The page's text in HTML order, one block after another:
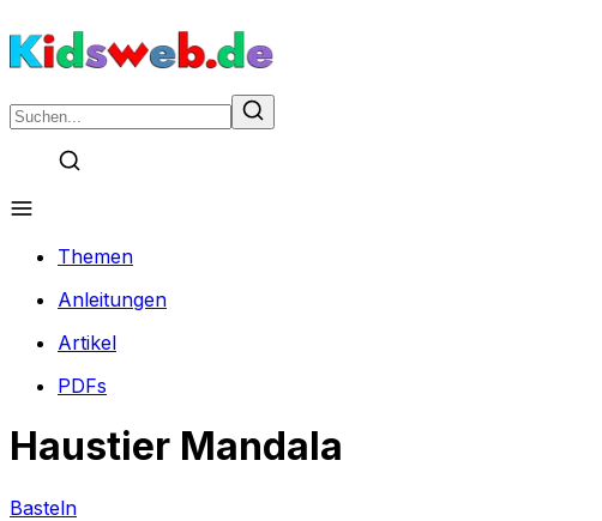
Themen
Anleitungen
Artikel
PDFs
Haustier Mandala
Basteln